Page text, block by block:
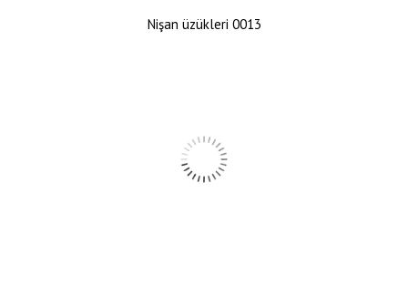
Nişan üzükleri 0013